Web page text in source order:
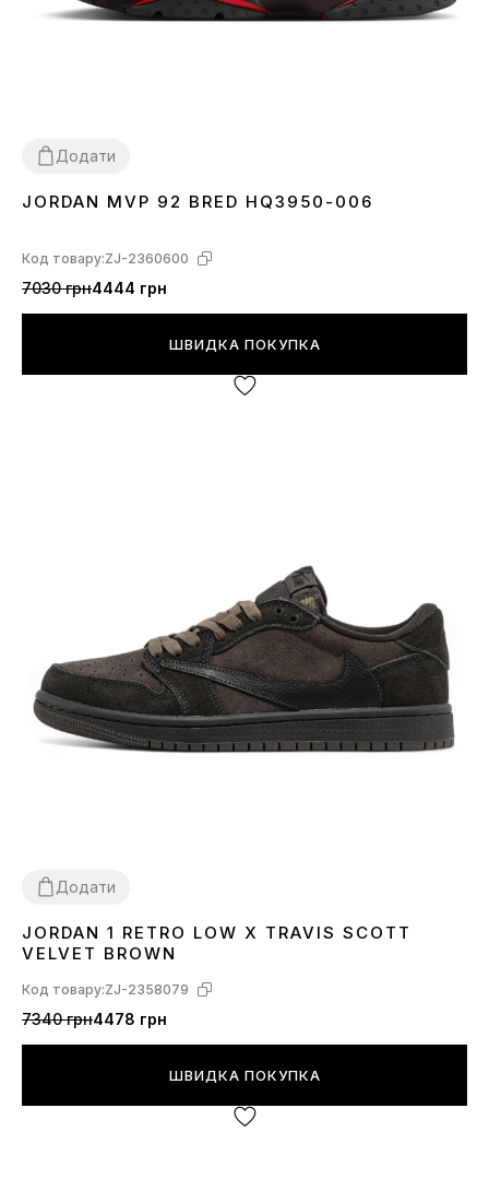
Додати
41424344 46
JORDAN MVP 92 BRED HQ3950-006
Код товару:ZJ-2360600
7030 грн4444 грн
ШВИДКА ПОКУПКА
Додати
36373839 4041 42
JORDAN 1 RETRO LOW X TRAVIS SCOTT
VELVET BROWN
Код товару:ZJ-2358079
7340 грн4478 грн
ШВИДКА ПОКУПКА